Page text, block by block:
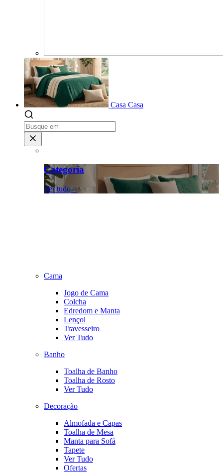
Casa Casa
Categoria
Ver tudo >
Cama
Jogo de Cama
Colcha
Edredom e Manta
Lençol
Travesseiro
Ver Tudo
Banho
Toalha de Banho
Toalha de Rosto
Ver Tudo
Decoração
Almofada e Capas
Toalha de Mesa
Manta para Sofá
Tapete
Ver Tudo
Ofertas